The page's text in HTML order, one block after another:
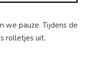
we pauze. Tijdens de
rolletjes uit.